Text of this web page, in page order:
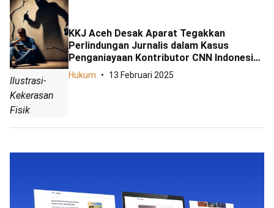
Ilustrasi-
Kekerasan
Fisik
KKJ Aceh Desak Aparat Tegakkan
Perlindungan Jurnalis dalam Kasus
Penganiayaan Kontributor CNN Indonesia
TV
Hukum 13 Februari 2025